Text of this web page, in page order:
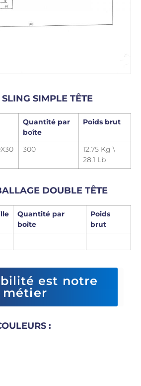
SIMPLE TÊTE
Quantité par
boîte
Poids brut
300
12.75 Kg \
28.1 Lb
DOUBLE TÊTE
Quantité par
boîte
Poids
brut
est notre
métier
: